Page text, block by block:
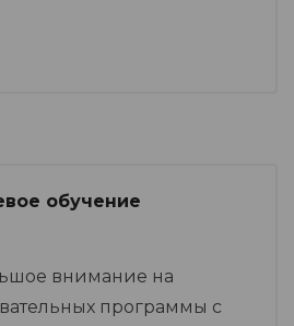
обучение
внимание на
программы с